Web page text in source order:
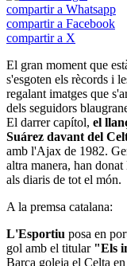
compartir a Whatsapp
compartir a Facebook
compartir a X
El gran moment que
s'esgoten els rècords i
regalant imatges que
dels seguidors
El darrer capítol, el
Suárez davant del
amb l'Ajax de 1982.
altra manera, han
als diaris de tot el món.
A la premsa catalana:
L'Esportiu posa en
gol amb el titular "Els
Barça goleja el Celta